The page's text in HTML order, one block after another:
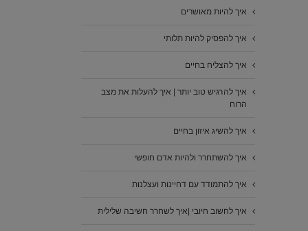
איך להיות מאושרים
איך להפסיק להיות תלותי
איך להצליח בחיים
איך להרגיש טוב יותר | איך להעלות את מצב
הרוח
איך להשיג איזון בחיים
איך להשתחרר ולהיות אדם חופשי
איך להתמודד עם דחיינות ועצלנות
איך לחשוב חיובי |איך לשחרר חשיבה שלילית